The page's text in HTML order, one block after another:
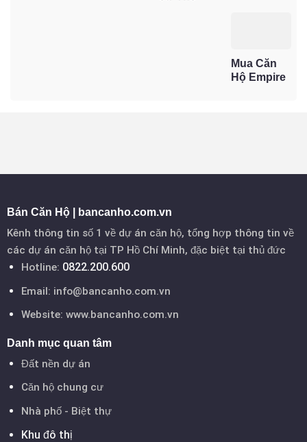
Hộ Giá Trị
Tại Cửa
Ngõ Đông
Mua Căn
Hộ Empire
Bán Căn Hộ | bancanho.com.vn
Kênh thông tin số 1 về dự án căn hộ, tổng hợp thông tin về
các dự án căn hộ tại TP Hồ Chí Minh, đặc biệt tại thủ đức
Hotline: 0822.200.600
Email: info@bancanho.com.vn
Website: www.bancanho.com.vn
Danh mục quan tâm
Đất nền dự án
Căn hộ chung cư
Nhà phố - Biệt thự
Khu đô thị